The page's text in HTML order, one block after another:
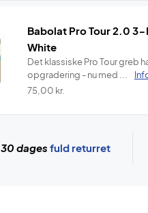
Babolat Pro Tour 2.0
White
Det klassiske Pro Tour greb
opgradering - nu med ...
75,00 kr.
30 dages fuld returret